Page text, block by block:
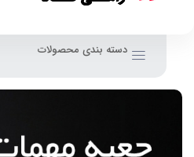
دسته بندی محصولات